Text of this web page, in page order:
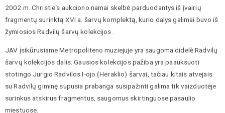
2002 m. Christie‘s aukciono namai skelbė parduodantys iš įvairių
fragmentų surinktą XVI a. šarvų komplektą, kurio dalys galimai buvo iš
žymiosios Radvilų šarvų kolekcijos.
JAV įsikūrusiame Metropoliteno muziejuje yra saugoma didelė Radvilų
šarvų kolekcijos dalis. Gausios kolekcijos pažiba yra paauksuoti
stotingo Jurgio Radvilos I-ojo (Heraklio) šarvai, tačiau kitais atvejais
su Radvilų giminę supusia prabanga susipažinti galima tik vaizduotėje
surinkus atskirus fragmentus, saugomus skirtinguose pasaulio
miestuose.